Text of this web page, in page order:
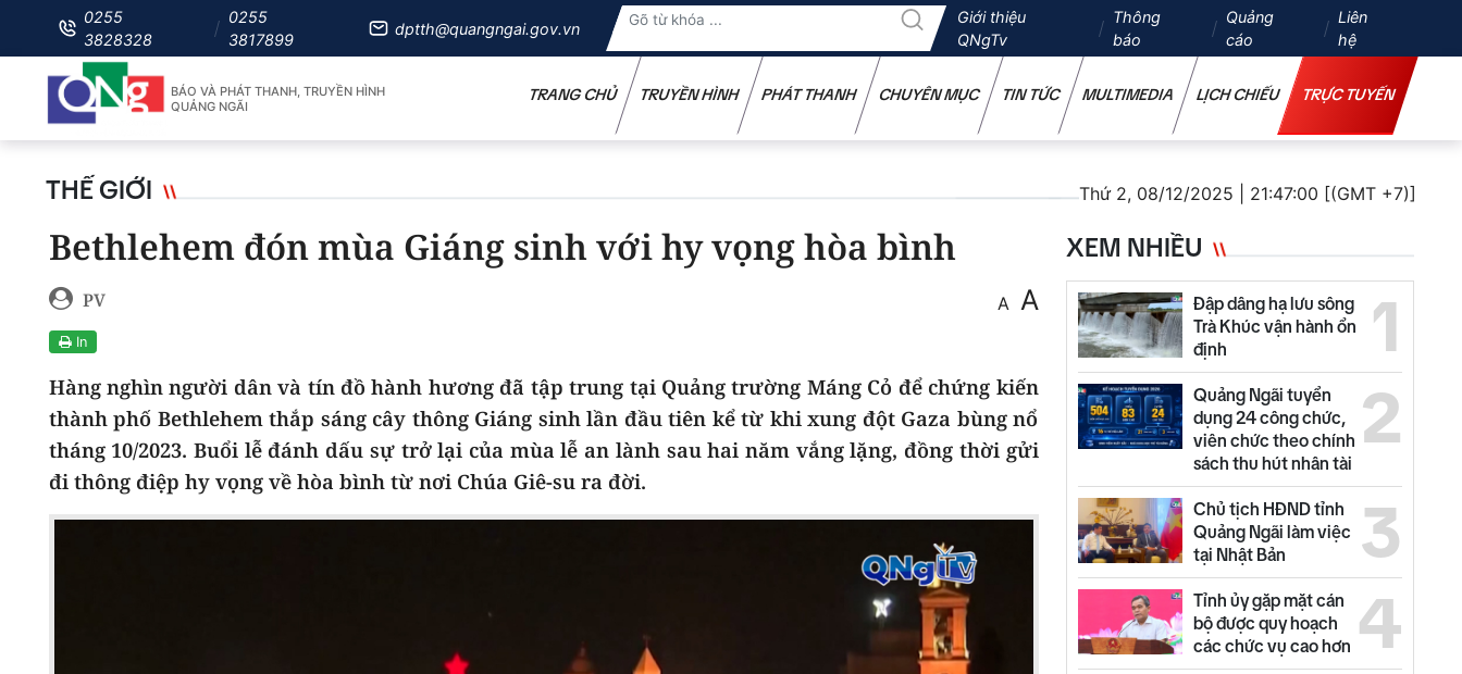
0255
3828328
0255
3817899
dptth@quangngai.gov.vn
Giới thiệu
QNgTv
Thông
báo
Quảng
cáo
Liên
hệ
BÁO VÀ PHÁT THANH, TRUYỀN HÌNH
QUẢNG NGÃI
TRANG CHỦ TRUYỀN HÌNH PHÁT THANH CHUYÊN MỤC TIN TỨC MULTIMEDIA LỊCH CHIẾU TRỰC TUYẾN
THẾ GIỚI Thứ 2, 08/12/2025 | 21:47:00 [(GMT +7)]
Bethlehem đón mùa Giáng sinh với hy vọng hòa bình
PV A A
In
Hàng nghìn người dân và tín đồ hành hương đã tập trung tại Quảng trường Máng Cỏ để chứng kiến
thành phố Bethlehem thắp sáng cây thông Giáng sinh lần đầu tiên kể từ khi xung đột Gaza bùng nổ
tháng 10/2023. Buổi lễ đánh dấu sự trở lại của mùa lễ an lành sau hai năm vắng lặng, đồng thời gửi
đi thông điệp hy vọng về hòa bình từ nơi Chúa Giê-su ra đời.
XEM NHIỀU
1
Đập dâng hạ lưu sông
Trà Khúc vận hành ổn
định
2
Quảng Ngãi tuyển
dụng 24 công chức,
viên chức theo chính
sách thu hút nhân tài
3
Chủ tịch HĐND tỉnh
Quảng Ngãi làm việc
tại Nhật Bản
4
Tỉnh ủy gặp mặt cán
bộ được quy hoạch
các chức vụ cao hơn